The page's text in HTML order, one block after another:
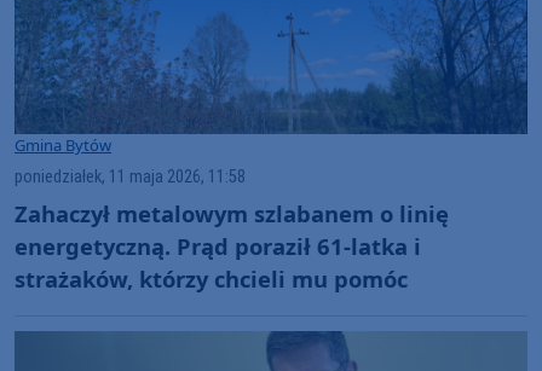
Gmina Bytów
poniedziałek, 11 maja 2026, 11:58
Zahaczył metalowym szlabanem o linię
energetyczną. Prąd poraził 61-latka i
strażaków, którzy chcieli mu pomóc